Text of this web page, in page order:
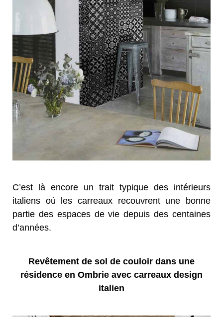
C’est là encore un trait typique des intérieurs
italiens où les carreaux recouvrent une bonne
partie des espaces de vie depuis des centaines
d’années.
Revêtement de sol de couloir dans une
résidence en Ombrie avec carreaux design
italien